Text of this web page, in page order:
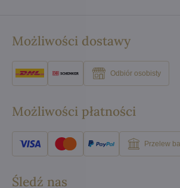
Możliwości dostawy
Odbiór osobisty
Możliwości płatności
Przelew
Śledź nas